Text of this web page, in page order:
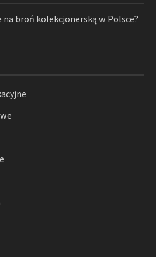
broń kolekcjonerską w Polsce?